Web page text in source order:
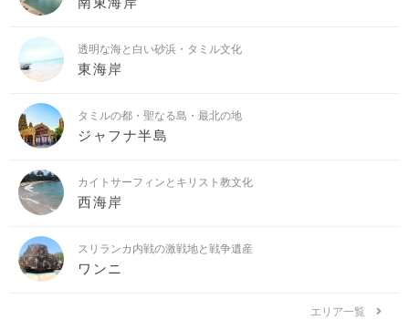
透明な海と白い砂浜・タミル文化
東海岸
タミルの都・聖なる島・最北の地
ジャフナ半島
カイトサーフィンとキリスト教文化
西海岸
スリランカ内戦の激戦地と戦争遺産
ワンニ
エリア一覧